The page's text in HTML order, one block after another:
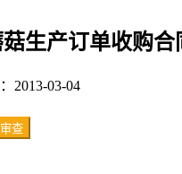
生产订单收购合
2013-03-04
查